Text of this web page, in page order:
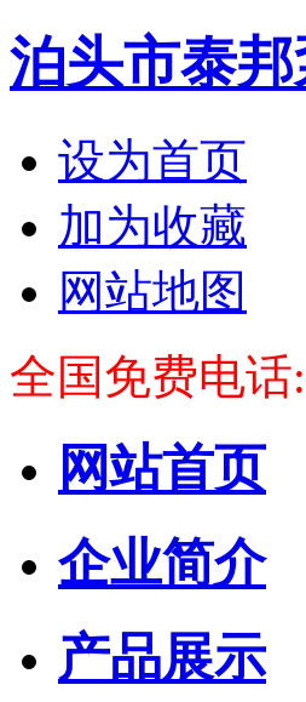
泊头市泰
设为首页
加为收藏
网站地图
全国免费电话
网站首页
企业简介
产品展示